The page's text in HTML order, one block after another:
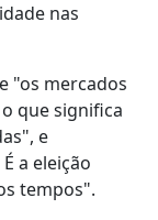
nas
"os mercados
que significa
e
a eleição
tempos".